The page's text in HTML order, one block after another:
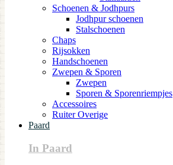
Schoenen & Jodhpurs
Jodhpur schoenen
Stalschoenen
Chaps
Rijsokken
Handschoenen
Zwepen & Sporen
Zwepen
Sporen & Sporenriempjes
Accessoires
Ruiter Overige
Paard
In Paard